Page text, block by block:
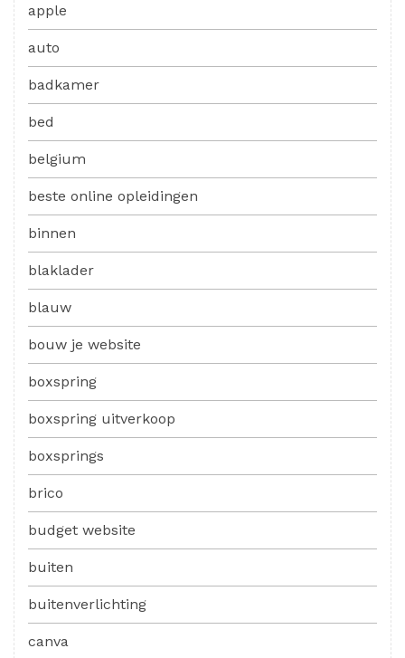
apple
auto
badkamer
bed
belgium
beste online opleidingen
binnen
blaklader
blauw
bouw je website
boxspring
boxspring uitverkoop
boxsprings
brico
budget website
buiten
buitenverlichting
canva